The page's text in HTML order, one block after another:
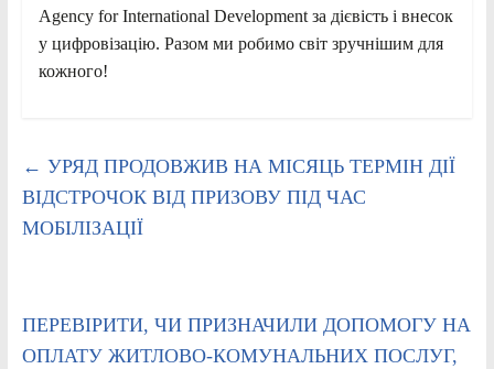
Agency for International Development за дієвість і внесок
у цифровізацію. Разом ми робимо світ зручнішим для
кожного!
← УРЯД ПРОДОВЖИВ НА МІСЯЦЬ ТЕРМІН ДІЇ
ВІДСТРОЧОК ВІД ПРИЗОВУ ПІД ЧАС
МОБІЛІЗАЦІЇ
ПЕРЕВІРИТИ, ЧИ ПРИЗНАЧИЛИ ДОПОМОГУ НА
ОПЛАТУ ЖИТЛОВО-КОМУНАЛЬНИХ ПОСЛУГ,